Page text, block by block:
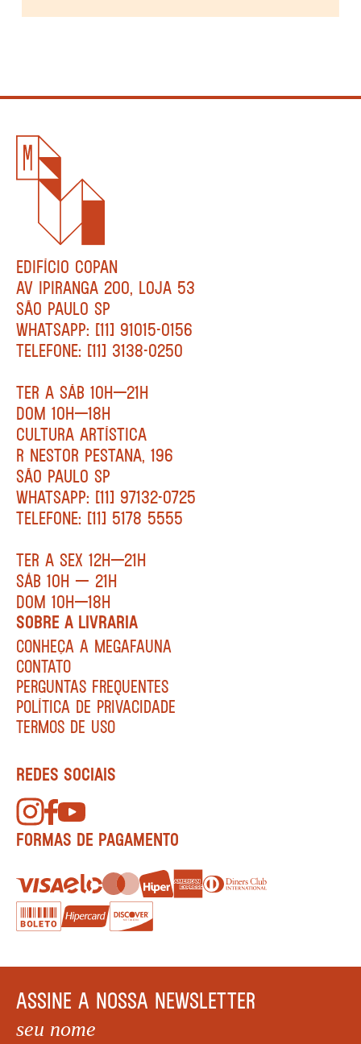
EDIFÍCIO COPAN
AV IPIRANGA 200, LOJA 53
SÃO PAULO SP
WHATSAPP: [11] 91015-0156
TELEFONE: [11] 3138-0250
TER A SÁB 10H—21H
DOM 10H—18H
CULTURA ARTÍSTICA
R NESTOR PESTANA, 196
SÃO PAULO SP
WHATSAPP: [11] 97132-0725
TELEFONE: [11] 5178 5555
TER A SEX 12H—21H
SÁB 10H — 21H
DOM 10H—18H
SOBRE A LIVRARIA
CONHEÇA A MEGAFAUNA
CONTATO
PERGUNTAS FREQUENTES
POLÍTICA DE PRIVACIDADE
TERMOS DE USO
REDES SOCIAIS
FORMAS DE PAGAMENTO
ASSINE A NOSSA NEWSLETTER